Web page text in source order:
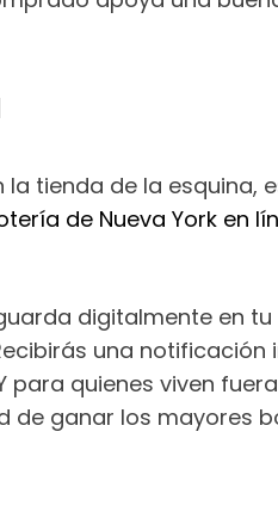
tienda de la esquina,
de Nueva York en
digitalmente en
una notificación
para quienes viven
ganar los mayores